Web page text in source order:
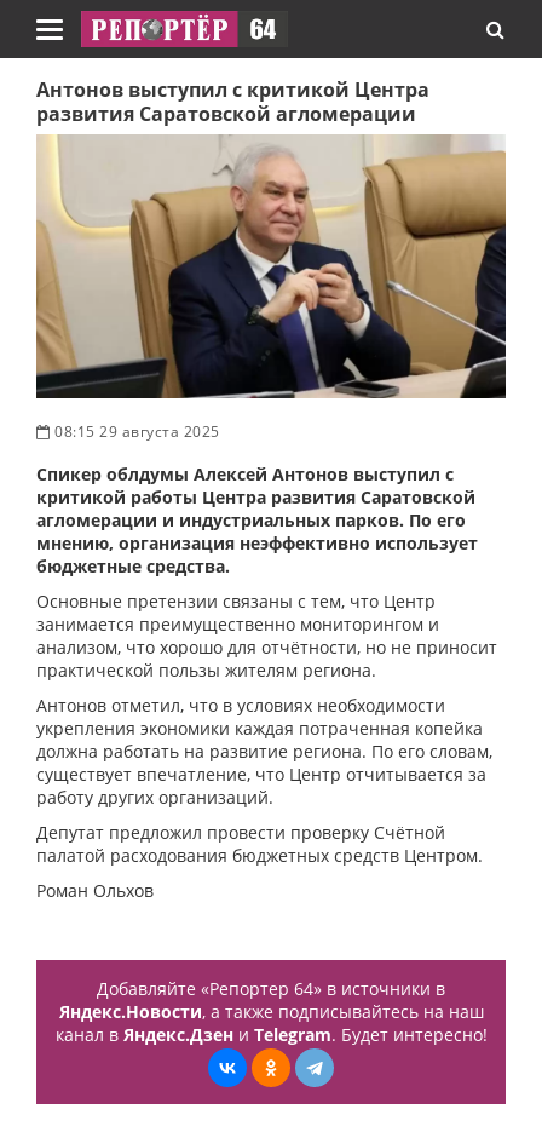
Навигация
Антонов выступил с критикой Центра
развития Саратовской агломерации
08:15 29 августа 2025
Спикер облдумы Алексей Антонов выступил с
критикой работы Центра развития Саратовской
агломерации и индустриальных парков. По его
мнению, организация неэффективно использует
бюджетные средства.
Основные претензии связаны с тем, что Центр
занимается преимущественно мониторингом и
анализом, что хорошо для отчётности, но не приносит
практической пользы жителям региона.
Антонов отметил, что в условиях необходимости
укрепления экономики каждая потраченная копейка
должна работать на развитие региона. По его словам,
существует впечатление, что Центр отчитывается за
работу других организаций.
Депутат предложил провести проверку Счётной
палатой расходования бюджетных средств Центром.
Роман Ольхов
Добавляйте «Репортер 64» в источники в
Яндекс.Новости, а также подписывайтесь на наш
канал в Яндекс.Дзени Telegram. Будет интересно!